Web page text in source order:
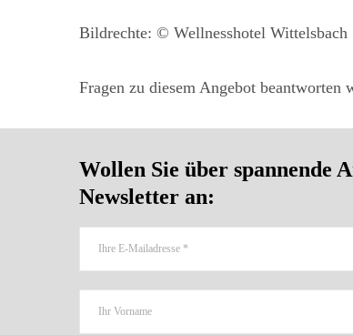
Bildrechte: © Wellnesshotel Wittelsbach
Fragen zu diesem Angebot
Wollen Sie über spannende
Newsletter an: